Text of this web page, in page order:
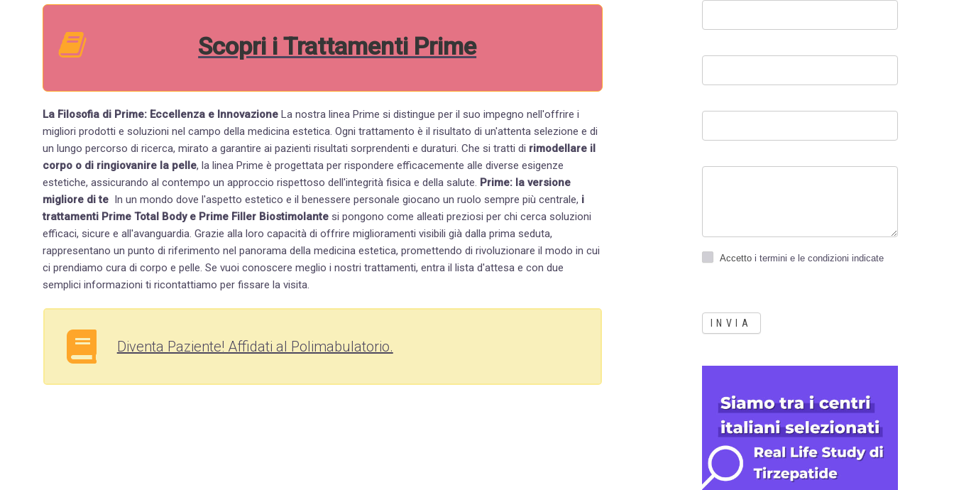
Scopri i Trattamenti Prime
La Filosofia di Prime: Eccellenza e Innovazione
migliori prodotti e soluzioni nel campo della medicina estetica. Ogni trattamento è il risultato di un'attenta selezione e di
un lungo percorso di ricerca, mirato a garantire ai pazienti risultati sorprendenti e duraturi. Che si tratti di rimodellare il
corpo o di ringiovanire la pelle, la linea Prime è progettata per rispondere efficacemente alle diverse esigenze
estetiche, assicurando al contempo un approccio rispettoso dell'integrità fisica e della salute. Prime: la versione
migliore di te
In un mondo dove l'aspetto estetico e il benessere personale giocano un ruolo sempre più centrale, i
trattamenti Prime Total Body e Prime Filler Biostimolante si pongono come alleati preziosi per chi cerca soluzioni
efficaci, sicure e all'avanguardia. Grazie alla loro capacità di offrire miglioramenti visibili già dalla prima seduta,
rappresentano un punto di riferimento nel panorama della medicina estetica, promettendo di rivoluzionare il modo in cui
ci prendiamo cura di corpo e pelle. Se vuoi conoscere meglio i nostri trattamenti, entra il lista d'attesa e con due
semplici informazioni ti ricontattiamo per fissare la visita.
Diventa Paziente! Affidati al Polimabulatorio.
Accettoi termini e le condizioni indicate
INVIA